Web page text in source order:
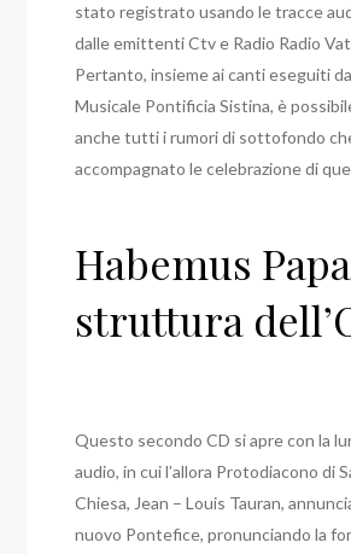
stato registrato usando le tracce
dalle emittenti Ctv e Radio Radio
Pertanto, insieme ai canti eseguiti
Musicale Pontificia Sistina, è
anche tutti i rumori di sottofondo
accompagnato le celebrazione di
Habemus
struttura
Questo secondo CD si apre con la
audio, in cui l’allora Protodiacono di
Chiesa, Jean – Louis Tauran,
nuovo Pontefice, pronunciando la